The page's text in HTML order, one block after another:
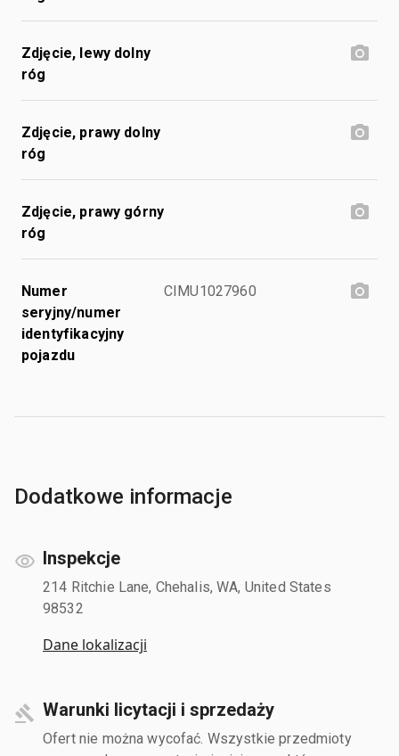
Zdjęcie, lewy dolny
róg
Zdjęcie, prawy dolny
róg
Zdjęcie, prawy górny
róg
Numer
seryjny/numer
identyfikacyjny
pojazdu
CIMU1027960
Dodatkowe informacje
Inspekcje
214 Ritchie Lane, Chehalis, WA, United States
98532
Dane lokalizacji
Warunki licytacji i sprzedaży
Ofert nie można wycofać. Wszystkie przedmioty